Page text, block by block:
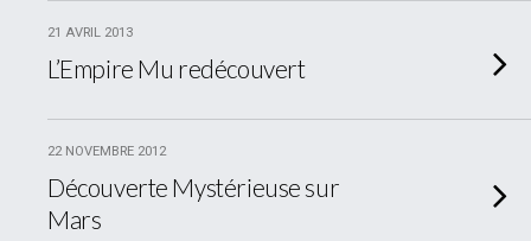
21 AVRIL 2013
L’Empire Mu redécouvert
22 NOVEMBRE 2012
Découverte Mystérieuse sur
Mars